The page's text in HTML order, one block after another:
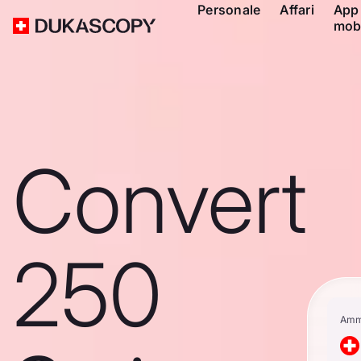
Personale Affari
App
Convert
250